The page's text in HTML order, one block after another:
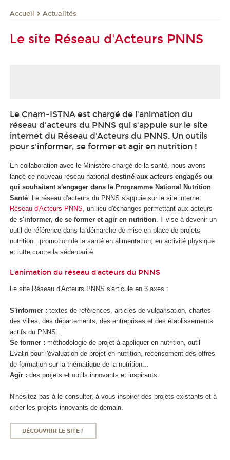
Accueil Actualités
Le site Réseau d'Acteurs PNNS
Le Cnam-ISTNA est chargé de l'animation du
réseau d'acteurs du PNNS qui s'appuie sur le site
internet du Réseau d'Acteurs du PNNS. Un outils
pour s'informer, se former et agir en nutrition !
En collaboration avec le Ministère chargé de la santé, nous avons
lancé ce nouveau réseau national destiné aux acteurs engagés ou
qui souhaitent s'engager dans le Programme National Nutrition
Santé . Le réseau d'acteurs du PNNS s'appuie sur le site internet
Réseau d'Acteurs PNNS , un lieu d'échanges permettant aux acteurs
de s'informer, de se former et agir en nutrition . Il vise à devenir un
outil de référence dans la démarche de mise en place de projets
nutrition : promotion de la santé en alimentation, en activité physique
et lutte contre la sédentarité.
L'animation du réseau d'acteurs du PNNS
Le site Réseau d'Acteurs PNNS s'articule en 3 axes :
S'informer : textes de références, articles de vulgarisation, chartes
des villes, des départements, des entreprises et des établissements
actifs du PNNS...
Se former : méthodologie de projet à appliquer en nutrition, outil
Evalin pour l'évaluation de projet en nutrition, recensement des offres
de formation sur la thématique de la nutrition...
Agir : des projets et outils innovants et inspirants.
N'hésitez pas à le consulter, à vous inspirer des projets existants et à
créer les projets innovants de demain.
DÉCOUVRIR LE SITE !